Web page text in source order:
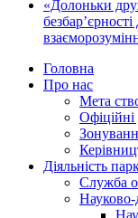
«Долоньки
Головна
Про нас
Мета
Діяльність
Служба
Науково-